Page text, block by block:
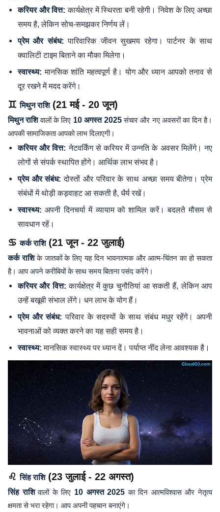
करियर और वित्त: कार्यक्षेत्र में स्थिरता बनी रहेगी। निवेश के लिए अच्छा
समय है, लेकिन सोच-समझकर निर्णय लें।
प्रेम और संबंध: पारिवारिक जीवन सुखमय रहेगा। पार्टनर के साथ
क्वालिटी टाइम बिताने का मौका मिलेगा।
स्वास्थ्य: मानसिक शांति महत्वपूर्ण है। योग और ध्यान आपको तनाव से
दूर रखने में मदद करेंगे।
♊मिथुन राशि(21 मई - 20 जून)
मिथुन राशिवालों के लिए 10 अगस्त 2025संचार और नए अवसरों का दिन है।
आपकी सामाजिकता आपको लाभ दिलाएगी।
करियर और वित्त: नेटवर्किंग से करियर में उन्नति के अवसर मिलेंगे। नए
लोगों से संपर्क स्थापित होंगे। आर्थिक लाभ संभव है।
प्रेम और संबंध: दोस्तों और परिवार के साथ अच्छा समय बीतेगा। प्रेम
संबंधों में थोड़ी कड़वाहट आ सकती है, धैर्य रखें।
स्वास्थ्य: अपनी दिनचर्या में व्यायाम को शामिल करें। बदलते मौसम से
सावधान रहें।
♋कर्क राशि(21 जून - 22 जुलाई)
कर्क राशिके जातकों के लिए यह दिन भावनात्मक और आत्म-चिंतन का हो सकता
है। आप अपने करीबियों के साथ समय बिताना पसंद करेंगे।
करियर और वित्त: कार्यक्षेत्र में कुछ चुनौतियां आ सकती हैं, लेकिन आप
उन्हें बखूबी संभाल लेंगे। धन लाभ के योग हैं।
प्रेम और संबंध: परिवार के सदस्यों के साथ संबंध मधुर रहेंगे। अपनी
भावनाओं को व्यक्त करने का यह सही समय है।
स्वास्थ्य: मानसिक स्वास्थ्य पर ध्यान दें। पर्याप्त नींद लेना आवश्यक है।
♌सिंह राशि(23 जुलाई - 22 अगस्त)
सिंह राशिवालों के लिए 10 अगस्त 2025 का दिन आत्मविश्वास और नेतृत्व
क्षमता से भरा रहेगा। आप अपनी पहचान बनाएंगे।